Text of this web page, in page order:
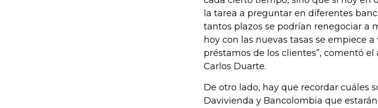
la tarea a preguntar en diferentes
tantos plazos se podrían renegociar a
hoy con las nuevas tasas se empiece
préstamos de los clientes”, comentó
Carlos Duarte.
De otro lado, hay que recordar cuáles
Davivienda y Bancolombia que